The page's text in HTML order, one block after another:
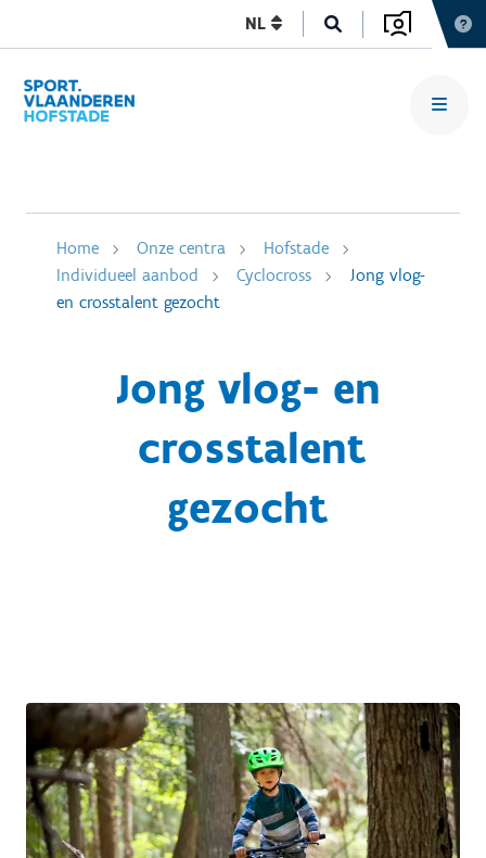
NL
Home Onze centra
Hofstade
Individueel aanbod
Cyclocross
Jong vlog-
en crosstalent gezocht
Jong vlog- en
crosstalent
gezocht